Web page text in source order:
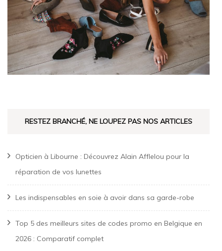
RESTEZ BRANCHÉ, NE LOUPEZ PAS NOS ARTICLES
Opticien à Libourne : Découvrez Alain Afflelou pour la
réparation de vos lunettes
Les indispensables en soie à avoir dans sa garde-robe
Top 5 des meilleurs sites de codes promo en Belgique en
2026 : Comparatif complet